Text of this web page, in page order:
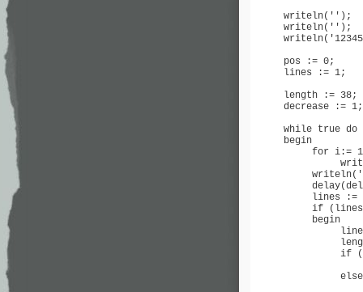
     writeln('');
     writeln('');
     pos := 0;
     lines := 1;
     length := 38;
     decrease := 1;
     while true do
     begin
for i:=
lines :=
if
          begin
if
               else